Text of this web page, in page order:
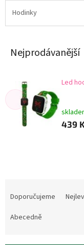
Hodinky
Nejprodávanější
Led
439
Doporučujeme
Abecedně